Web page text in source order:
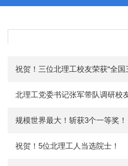
祝贺！三位北理工校友荣获“全国
手”称号
北理工党委书记张军带队调研校
际
规模世界最大！斩获3个一等奖！
祝贺！5位北理工人当选院士！